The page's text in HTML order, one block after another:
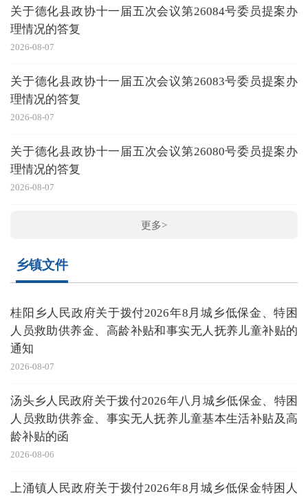
关于德化县政协十一届五次会议第26084号委员提案办
理情况的答复
2026-08-07
关于德化县政协十一届五次会议第26083号委员提案办
理情况的答复
2026-08-07
关于德化县政协十一届五次会议第26080号委员提案办
理情况的答复
2026-08-07
更多>
乡镇文件
桂阳乡人民政府关于拨付2026年8月城乡低保金、特困
人员救助供养金、高龄补贴和事实无人抚养儿童补贴的
通知
2026-08-07
汤头乡人民政府关于拨付2026年八月城乡低保金、特困
人员救助供养金、事实无人抚养儿童基本生活补贴及高
龄补贴的函
2026-08-06
上涌镇人民政府关于拨付2026年8月城乡低保金特困人